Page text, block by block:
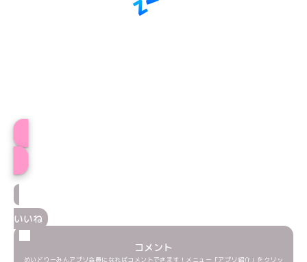
いいね
コメント
めいどりーみんアプリ会員になればコメントできます！メニュー「アプリ紹介」をクリッ